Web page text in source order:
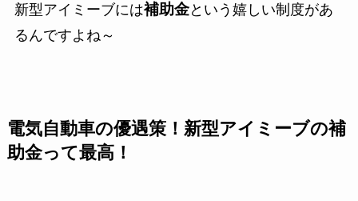
新型アイミーブには補助金という嬉しい制度があ
るんですよね～
電気自動車の優遇策！新型アイミーブの補
助金って最高！